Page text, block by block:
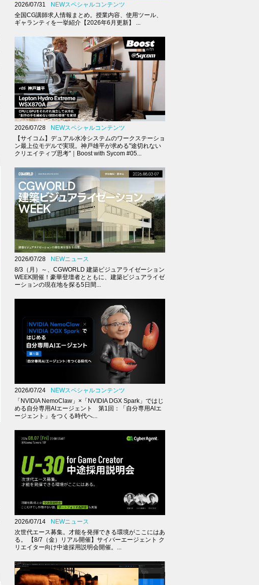
2026/07/31
NEWスペシャルコンテンツ
全国CG講師求人情報まとめ。授業内容、使用ツール、
ギャランティを一挙紹介【2026年6月更新】 ...
2026/07/28
NEWスペシャルコンテンツ
【サイコム】デュアル水冷システムのワークステーショ
ン最上位モデルで実現。神戸雄平が求める"途切れない
クリエイティブ思考"｜Boost with Sycom #05...
2026/07/28
NEWニュース
8/3（月）～、CGWORLD 建築ビジュアライゼーション
WEEK開催！豪華登壇者とともに、建築ビジュアライゼ
ーションの現在地を探る5日間...
2026/07/24
NEWスペシャルコンテンツ
「NVIDIA NemoClaw」×「NVIDIA DGX Spark」ではじ
める自分専用AIエージェント 第1回：「自分専用AIエ
ージェント」をつくる時代へ...
2026/07/14
NEWニュース
次世代エース募集。才能を発揮できる環境がここにはあ
る。 【8/7（金）リアル開催】サイバーエージェント ク
リエイター向け中途採用説明会開催。...